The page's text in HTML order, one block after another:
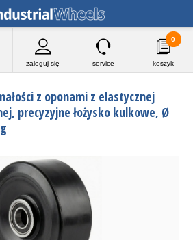
zaloguj się service koszyk
0
z oponami z elastycznej
precyzyjne łożysko kulkowe, Ø